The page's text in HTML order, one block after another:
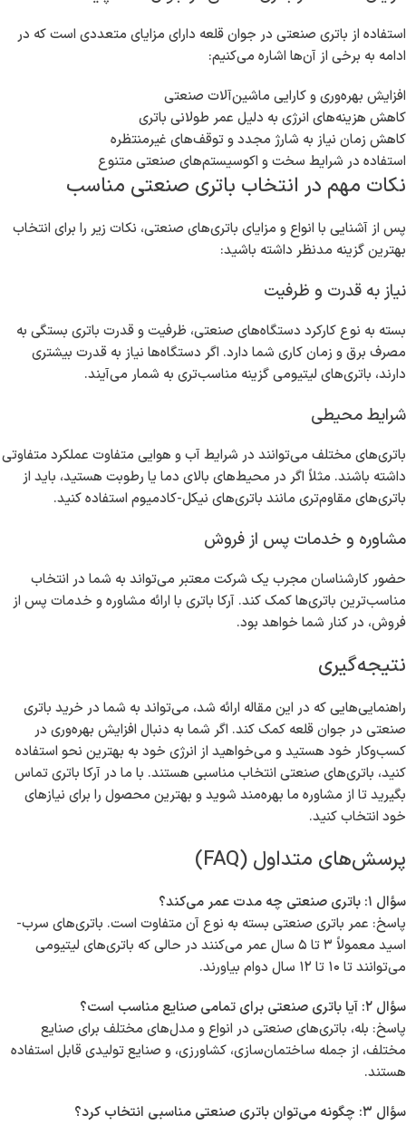
باتری سرب-
اسید
1,500,000
3-5
مناسب برای استفاده
باتری لیتیومی 4,000,000
10-12
باتری نیکل-
کادمیوم
2,200,000
5-7 مقاوم در برابر دما
مزایای استفاده از باتری صنعتی در جوان قلعه چیست؟
استفاده از باتری صنعتی در جوان قلعه دارای مزایای متعددی است که در
ادامه به برخی از آن‌ها اشاره می‌کنیم:
افزایش بهره‌وری و کارایی ماشین‌آلات صنعتی
کاهش هزینه‌های انرژی به دلیل عمر طولانی باتری
استفاده در شرایط سخت و اکوسیستم‌های صنعتی متنوع
پس از آشنایی با انواع و مزایای باتری‌های صنعتی، نکات زیر را برای انتخاب
بهترین گزینه مدنظر داشته باشید:
نیاز به قدرت و ظرفیت
بسته به نوع کارکرد دستگاه‌های صنعتی، ظرفیت و قدرت باتری بستگی به
مصرف برق و زمان کاری شما دارد. اگر دستگاه‌ها نیاز به قدرت بیشتری
دارند، باتری‌های لیتیومی گزینه مناسب‌تری به شمار می‌آیند.
شرایط محیطی
باتری‌های مختلف می‌توانند در شرایط آب و هوایی متفاوت عملکرد متفاوتی
داشته باشند. مثلاً اگر در محیط‌های بالای دما یا رطوبت هستید، باید از
باتری‌های مقاوم‌تری مانند باتری‌های نیکل-کادمیوم استفاده کنید.
مشاوره و خدمات پس از فروش
حضور کارشناسان مجرب یک شرکت معتبر می‌تواند به شما در انتخاب
مناسب‌ترین باتری‌ها کمک کند. آرکا باتری با ارائه مشاوره و خدمات پس از
فروش، در کنار شما خواهد بود.
نتیجه‌گیری
راهنمایی‌هایی که در این مقاله ارائه شد، می‌تواند به شما در خرید باتری
صنعتی در جوان قلعه کمک کند. اگر شما به دنبال افزایش بهره‌وری در
کسب‌وکار خود هستید و می‌خواهید از انرژی خود به بهترین نحو استفاده
کنید، باتری‌های صنعتی انتخاب مناسبی هستند. با ما در آرکا باتری تماس
بگیرید تا از مشاوره ما بهره‌مند شوید و بهترین محصول را برای نیازهای
خود انتخاب کنید.
پرسش‌های متداول (FAQ)